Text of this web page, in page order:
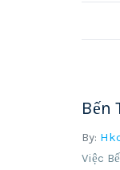
Bến
By:
Việc